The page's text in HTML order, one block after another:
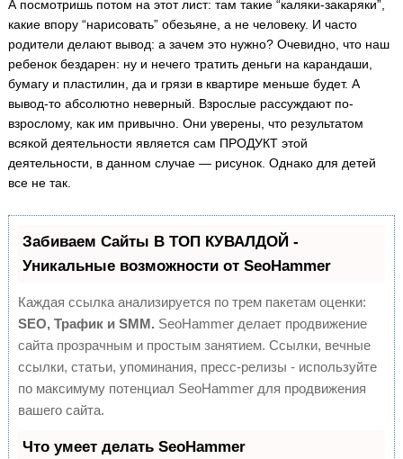
А посмотришь потом на этот лист: там такие “каляки-закаряки”,
какие впору “нарисовать” обезьяне, а не человеку. И часто
родители делают вывод: а зачем это нужно? Очевидно, что наш
ребенок бездарен: ну и нечего тратить деньги на карандаши,
бумагу и пластилин, да и грязи в квартире меньше будет. А
вывод-то абсолютно неверный. Взрослые рассуждают по-
взрослому, как им привычно. Они уверены, что результатом
всякой деятельности является сам ПРОДУКТ этой
деятельности, в данном случае — рисунок. Однако для детей
все не так.
Забиваем Сайты В ТОП КУВАЛДОЙ -
Уникальные возможности от SeoHammer
Каждая ссылка анализируется по трем пакетам оценки:
SEO, Трафик и SMM. SeoHammer делает продвижение
сайта прозрачным и простым занятием. Ссылки, вечные
ссылки, статьи, упоминания, пресс-релизы - используйте
по максимуму потенциал SeoHammer для продвижения
вашего сайта.
Что умеет делать SeoHammer